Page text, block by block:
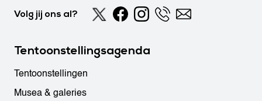
Volg jij ons al?
Tentoonstellingsagenda
Tentoonstellingen
Musea & galeries